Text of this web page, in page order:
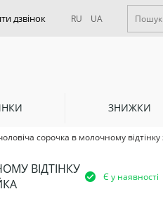
RU UA
ЗНИЖКИ
сорочка в молочному
ВІДТІНКУ
Є у наявності